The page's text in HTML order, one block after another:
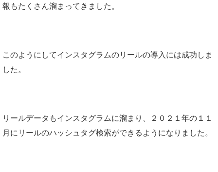
報もたくさん溜まってきました。
このようにしてインスタグラムのリールの導入には成功しま
した。
リールデータもインスタグラムに溜まり、２０２１年の１１
月にリールのハッシュタグ検索ができるようになりました。